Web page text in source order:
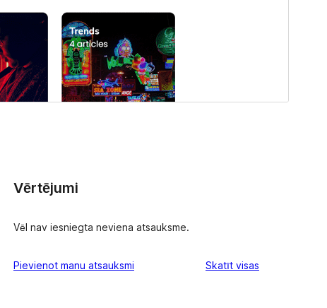
Vērtējumi
Vēl nav iesniegta neviena atsauksme.
Pievienot manu atsauksmi Skatīt visas